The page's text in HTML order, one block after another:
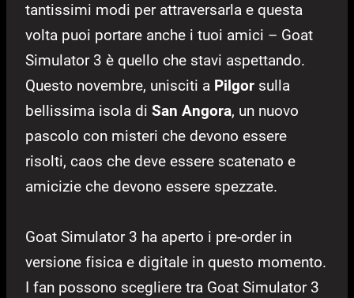
tantissimi modi per attraversarla e questa
volta puoi portare anche i tuoi amici – Goat
Simulator 3 è quello che stavi aspettando.
Questo novembre, unisciti a Pilgor sulla
bellissima isola di San Angora, un nuovo
pascolo con misteri che devono essere
risolti, caos che deve essere scatenato e
amicizie che devono essere spezzate.
Goat Simulator 3 ha aperto i pre-order in
versione fisica e digitale in questo momento.
I fan possono scegliere tra Goat Simulator 3